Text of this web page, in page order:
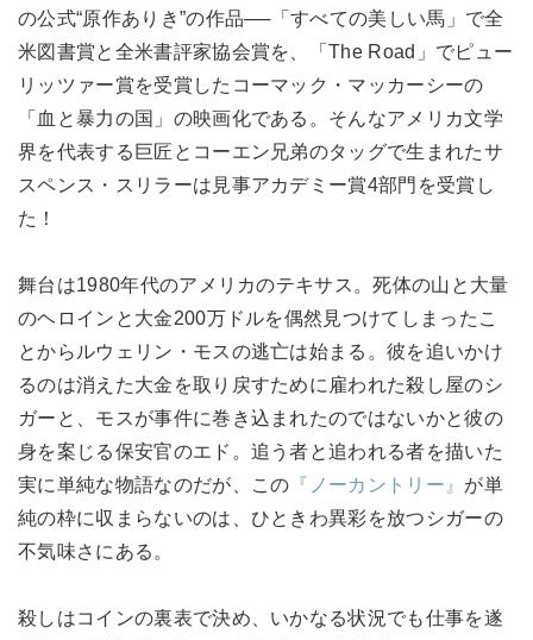
の公式“原作ありき”の作品──「すべての美しい馬」で全
米図書賞と全米書評家協会賞を、「The Road」でピュー
リッツァー賞を受賞したコーマック・マッカーシーの
「血と暴力の国」の映画化である。そんなアメリカ文学
界を代表する巨匠とコーエン兄弟のタッグで生まれたサ
スペンス・スリラーは見事アカデミー賞4部門を受賞し
た！
舞台は1980年代のアメリカのテキサス。死体の山と大量
のヘロインと大金200万ドルを偶然見つけてしまったこ
とからルウェリン・モスの逃亡は始まる。彼を追いかけ
るのは消えた大金を取り戻すために雇われた殺し屋のシ
ガーと、モスが事件に巻き込まれたのではないかと彼の
身を案じる保安官のエド。追う者と追われる者を描いた
実に単純な物語なのだが、この 『ノーカントリー』 が単
純の枠に収まらないのは、ひときわ異彩を放つシガーの
不気味さにある。
殺しはコインの裏表で決め、いかなる状況でも仕事を遂